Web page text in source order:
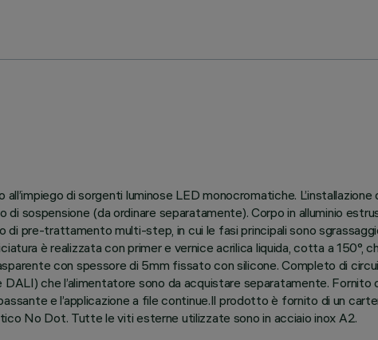
di sorgenti luminose LED monocromatiche.
sospensione (da ordinare separatamente). Corpo in alluminio
di pre-trattamento multi-step, in cui le fasi principali sono
è realizzata con primer e vernice acrilica liquida, cotta a 150°,
con spessore di 5mm fissato con silicone. Completo di
che l’alimentatore sono da acquistare separatamente.
e l’applicazione a file continue.Il prodotto è fornito di un
No Dot. Tutte le viti esterne utilizzate sono in acciaio inox A2.